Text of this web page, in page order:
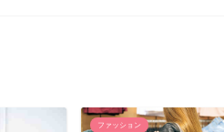
ファッション